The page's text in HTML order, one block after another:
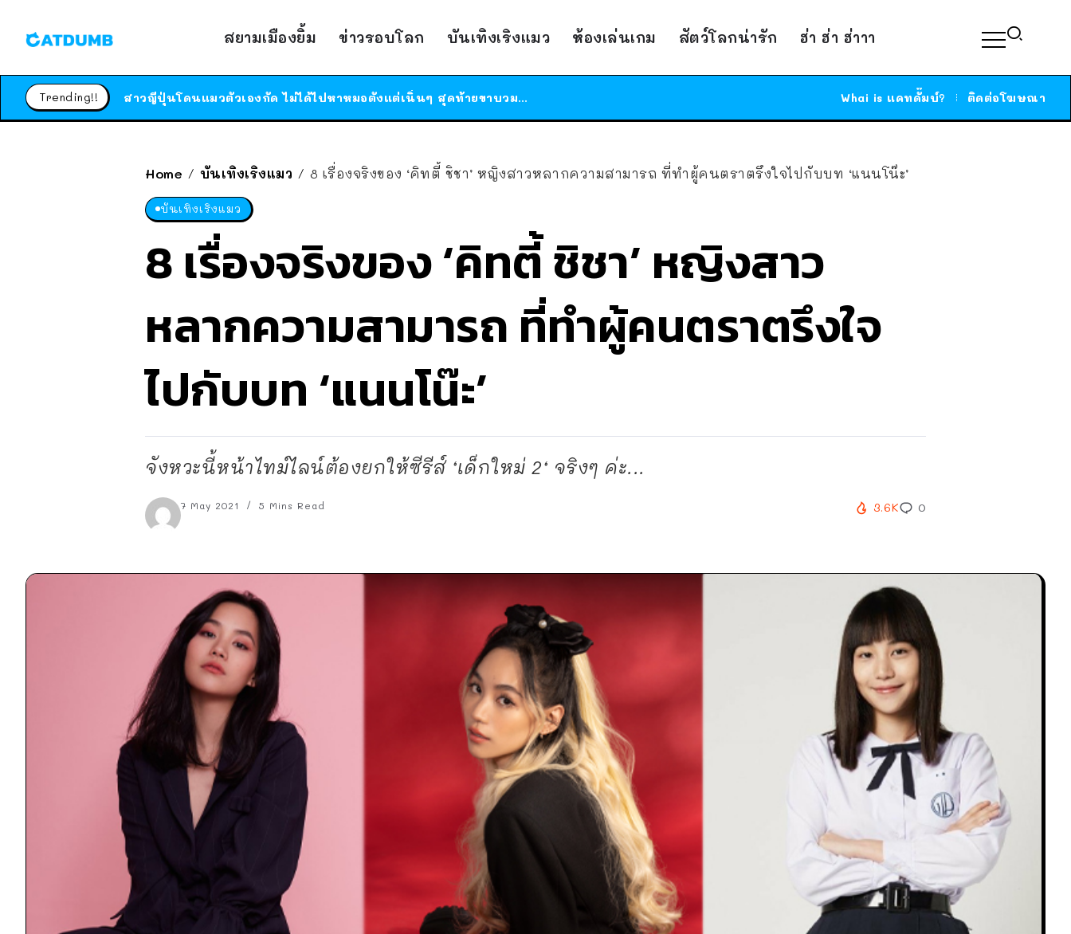
สยามเมืองยิ้ม ข่าวรอบโลก บันเทิงเริงแมว ห้องเล่นเกม สัตว์โลกน่ารัก ฮ่า ฮ่า ฮ่าาา
Trending!!
ร้านอาหารในนิวยอร์กประกาศปิดตัวลง หลังอยู่มานานกว่า 45 ปี ติดป้ายขอบคุณลูกค้าทุกคน แถมสูตรทำไวท์ซอสให้แบบจัดเต็ม
ได้เวลาเด็กหนวดรวมตัว RF Online Next เปิดให้เล่นแล้ว เกม Sci-Fi MMORPG ระดับตำนาน เล่นได้ทั้งมือถือและ PC Whai is แคทดั๊มบ์? ติดต่อโฆษณา
Home / บันเทิงเริงแมว / 8 เรื่องจริงของ ‘คิทตี้ ชิชา’ หญิงสาวหลากความสามารถ ที่ทำผู้คนตราตรึงใจไปกับบท ‘แนนโน๊ะ’
บันเทิงเริงแมว
8 เรื่องจริงของ ‘คิทตี้ ชิชา’ หญิงสาว
หลากความสามารถ ที่ทำผู้คนตราตรึงใจ
ไปกับบท ‘แนนโน๊ะ’
จังหวะนี้หน้าไทม์ไลน์ต้องยกให้ซีรีส์ ‘เด็กใหม่ 2‘ จริงๆ ค่ะ...
7 May 2021 5 Mins Read 3.6K 0